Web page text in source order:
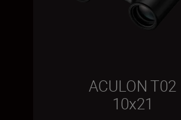
ACULON T02
10x21